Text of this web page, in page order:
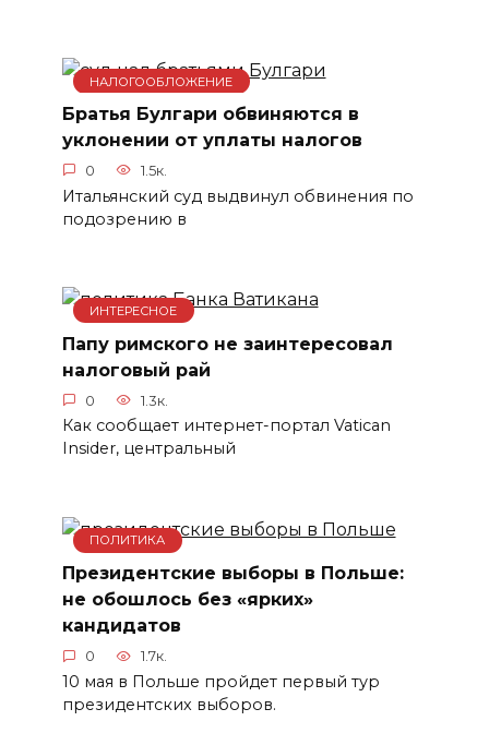
НАЛОГООБЛОЖЕНИЕ
Братья Булгари обвиняются в
уклонении от уплаты налогов
0 1.5к.
Итальянский суд выдвинул обвинения по
подозрению в
ИНТЕРЕСНОЕ
Папу римского не заинтересовал
налоговый рай
0 1.3к.
Как сообщает интернет-портал Vatican
Insider, центральный
ПОЛИТИКА
Президентские выборы в Польше:
не обошлось без «ярких»
кандидатов
0 1.7к.
10 мая в Польше пройдет первый тур
президентских выборов.